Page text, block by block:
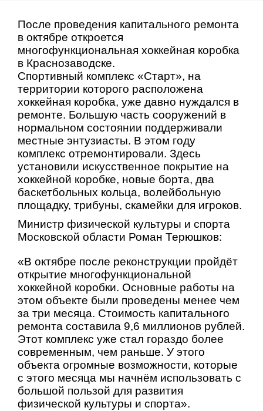
После проведения капитального ремонта
в октябре откроется
многофункциональная хоккейная коробка
в Краснозаводске.
Спортивный комплекс «Старт», на
территории которого расположена
хоккейная коробка, уже давно нуждался в
ремонте. Большую часть сооружений в
нормальном состоянии поддерживали
местные энтузиасты. В этом году
комплекс отремонтировали. Здесь
установили искусственное покрытие на
хоккейной коробке, новые борта, два
баскетбольных кольца, волейбольную
площадку, трибуны, скамейки для игроков.
Министр физической культуры и спорта
Московской области Роман Терюшков:
«В октябре после реконструкции пройдёт
открытие многофункциональной
хоккейной коробки. Основные работы на
этом объекте были проведены менее чем
за три месяца. Стоимость капитального
ремонта составила 9,6 миллионов рублей.
Этот комплекс уже стал гораздо более
современным, чем раньше. У этого
объекта огромные возможности, которые
с этого месяца мы начнём использовать с
большой пользой для развития
физической культуры и спорта».